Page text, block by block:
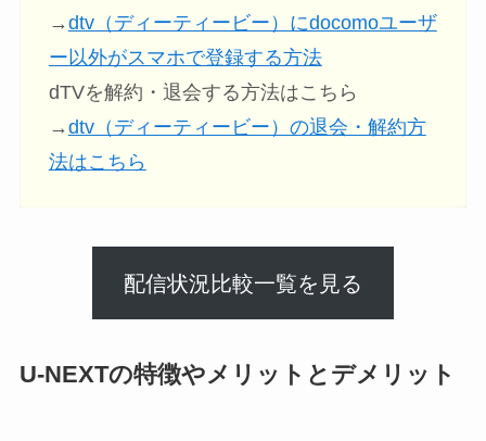
→dtv（ディーティービー）にdocomoユーザ
ー以外がスマホで登録する方法
dTVを解約・退会する方法はこちら
→dtv（ディーティービー）の退会・解約方
法はこちら
配信状況比較一覧を見る
U-NEXTの特徴やメリットとデメリット